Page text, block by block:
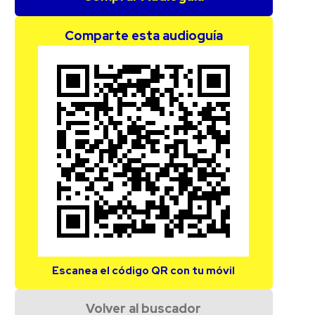
Comparte esta audioguía
Escanea el código QR con tu móvil
Volver al buscador